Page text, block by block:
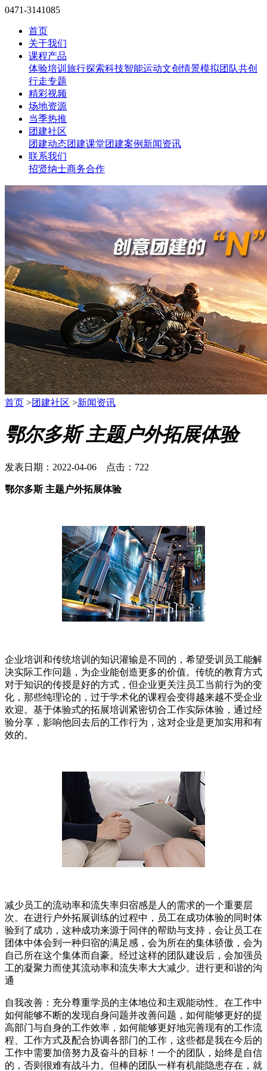
0471-3141085
首页
关于我们
课程产品
体验培训 旅行探索科技智能运动文创情景模拟团队共创
行走专题
精彩视频
场地资源
当季热推
团建社区
团建动态团建课堂团建案例 新闻资讯
联系我们
招贤纳士商务合作
首页 >团建社区 >新闻资讯
鄂尔多斯 主题户外拓展体验
发表日期：2022-04-06 点击：722
鄂尔多斯 主题户外拓展体验
企业培训和传统培训的知识灌输是不同的，希望受训员工能解
决实际工作问题，为企业能创造更多的价值。传统的教育方式
对于知识的传授是好的方式，但企业更关注员工当前行为的变
化，那些纯理论的，过于学术化的课程会变得越来越不受企业
欢迎。基于体验式的拓展培训紧密切合工作实际体验，通过经
验分享，影响他回去后的工作行为，这对企业是更加实用和有
效的。
减少员工的流动率和流失率归宿感是人的需求的一个重要层
次。在进行户外拓展训练的过程中，员工在成功体验的同时体
验到了成功，这种成功来源于同伴的帮助与支持，会让员工在
团体中体会到一种归宿的满足感，会为所在的集体骄傲，会为
自己所在这个集体而自豪。经过这样的团队建设后，会加强员
工的凝聚力而使其流动率和流失率大大减少。进行更和谐的沟
通
自我改善：充分尊重学员的主体地位和主观能动性。在工作中
如何能够不断的发现自身问题并改善问题，如何能够更好的提
高部门与自身的工作效率，如何能够更好地完善现有的工作流
程、工作方式及配合协调各部门的工作，这些都是我在今后的
工作中需要加倍努力及奋斗的目标！一个的团队，始终是自信
的，否则很难有战斗力。但棒的团队一样有机能隐患存在，就